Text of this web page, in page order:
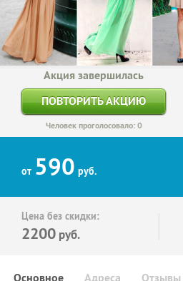
Акция завершилась
ПОВТОРИТЬ АКЦИЮ
Человек проголосовало: 0
от 590 руб.
Цена без скидки:
2200 руб.
Основное Отзывы
Адреса